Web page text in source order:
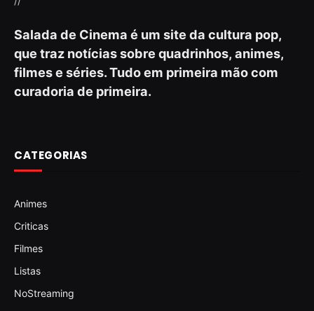
Salada de Cinema é um site da cultura pop,
que traz notícias sobre quadrinhos, animes,
filmes e séries. Tudo em primeira mão com
curadoria de primeira.
CATEGORIAS
Animes
Criticas
Filmes
Listas
NoStreaming